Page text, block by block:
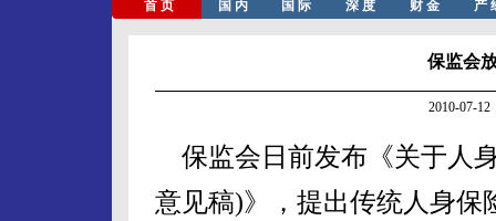
保监会
2010-07-
保监会日前发布《关于人
意见稿)》，提出传统人身保